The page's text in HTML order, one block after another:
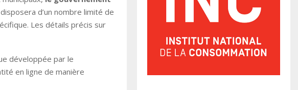
d’un nombre limité de
Les détails précis sur
développée par le
en ligne de manière